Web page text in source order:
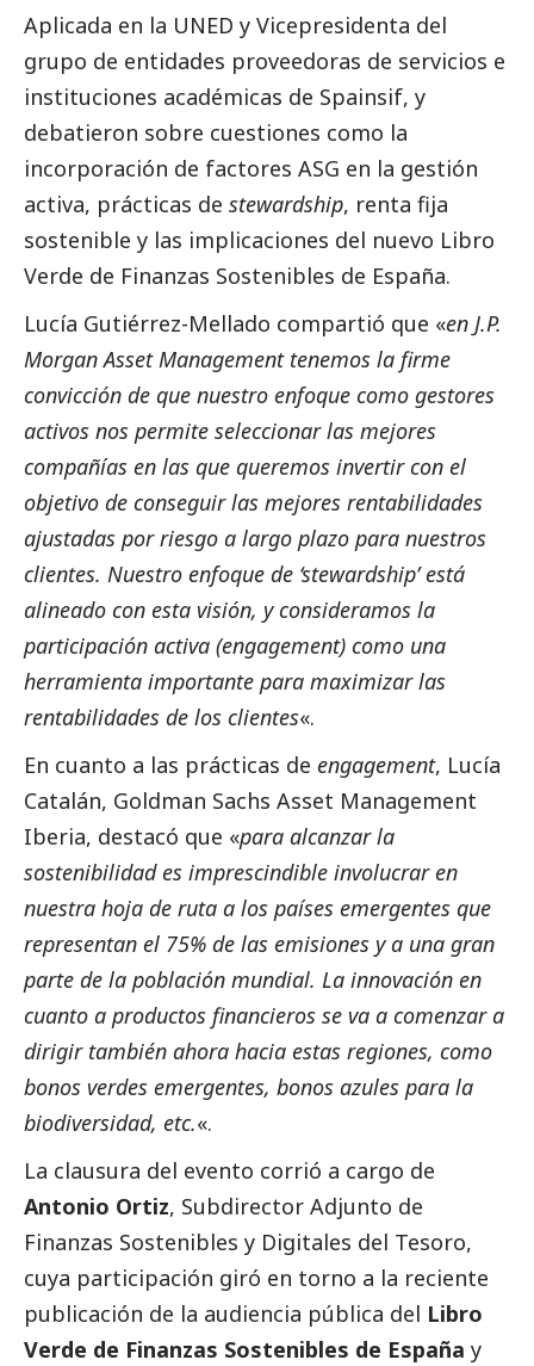
Aplicada en la UNED y Vicepresidenta del
grupo de entidades proveedoras de servicios e
instituciones académicas de Spainsif, y
debatieron sobre cuestiones como la
incorporación de factores ASG en la gestión
activa, prácticas de stewardship, renta fija
sostenible y las implicaciones del nuevo Libro
Verde de Finanzas Sostenibles de España.
Lucía Gutiérrez-Mellado compartió que «en J.P.
Morgan Asset Management tenemos la firme
convicción de que nuestro enfoque como gestores
activos nos permite seleccionar las mejores
compañías en las que queremos invertir con el
objetivo de conseguir las mejores rentabilidades
ajustadas por riesgo a largo plazo para nuestros
clientes. Nuestro enfoque de ‘stewardship’ está
alineado con esta visión, y consideramos la
participación activa (engagement) como una
herramienta importante para maximizar las
rentabilidades de los clientes«.
En cuanto a las prácticas de engagement, Lucía
Catalán, Goldman Sachs Asset Management
Iberia, destacó que «para alcanzar la
sostenibilidad es imprescindible involucrar en
nuestra hoja de ruta a los países emergentes que
representan el 75% de las emisiones y a una gran
parte de la población mundial. La innovación en
cuanto a productos financieros se va a comenzar a
dirigir también ahora hacia estas regiones, como
bonos verdes emergentes, bonos azules para la
biodiversidad, etc.«.
La clausura del evento corrió a cargo de
Antonio Ortiz, Subdirector Adjunto de
Finanzas Sostenibles y Digitales del Tesoro,
cuya participación giró en torno a la reciente
publicación de la audiencia pública del Libro
Verde de Finanzas Sostenibles de España y